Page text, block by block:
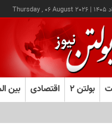
|
Thursday , 06 August 2026
بولتن ۲ اقتصادی بین